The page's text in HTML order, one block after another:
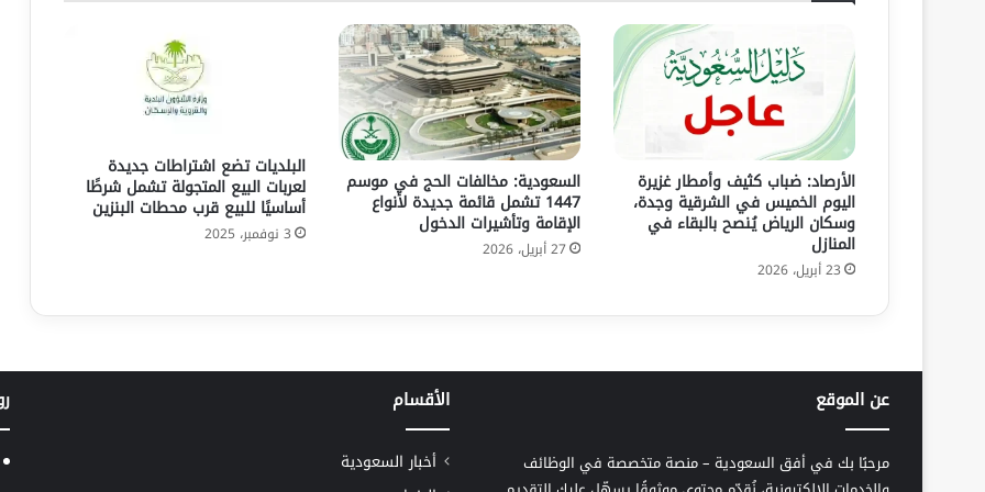
الأرصاد: ضباب كثيف وأمطار غزيرة
اليوم الخميس في الشرقية وجدة،
وسكان الرياض يُنصح بالبقاء في
المنازل
23 أبريل، 2026
السعودية: مخالفات الحج في موسم
1447 تشمل قائمة جديدة لأنواع
الإقامة وتأشيرات الدخول
27 أبريل، 2026
البلديات تضع اشتراطات جديدة
لعربات البيع المتجولة تشمل شرطًا
أساسيًا للبيع قرب محطات البنزين
3 نوفمبر، 2025
عن الموقع
مرحبًا بك في أفق السعودية – منصة متخصصة في الوظائف
الأقسام
أخبار السعودية